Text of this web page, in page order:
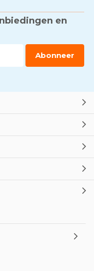
met
hittemelders en
Arbowinkel.nl
- Als elke
en
en
Abonneer